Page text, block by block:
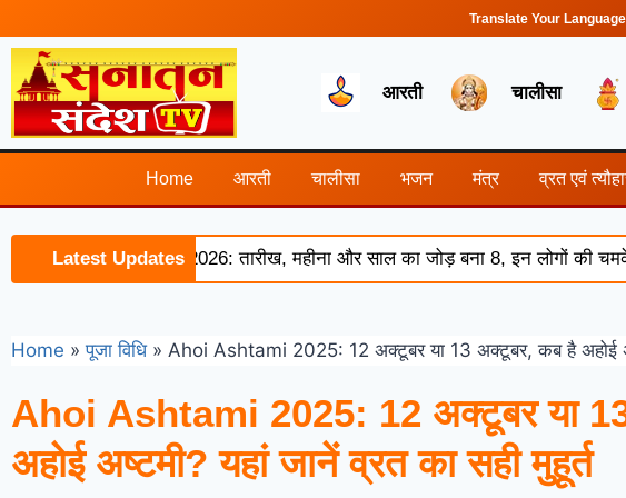
Translate Your
आरती चालीसा
Home आरती चालीसा भजन मंत्र व्रत एवं
Latest Updates
of August 8, 2026: तारीख, महीना और साल का जोड़ बना 8, इन लोगों की चमकेगी
Home » पूजा विधि » Ahoi Ashtami 2025: 12 अक्टूबर या 13 अक्टूबर, कब है अहोई
Ahoi Ashtami 2025: 12 अक्टूबर या
अहोई अष्टमी? यहां जानें व्रत का सही मुहूर्त